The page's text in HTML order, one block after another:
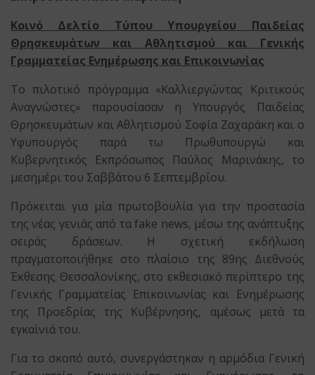
Κοινό Δελτίο Τύπου Υπουργείου Παιδείας
Θρησκευμάτων και Αθλητισμού και Γενικής
Γραμματείας Ενημέρωσης και Επικοινωνίας
Το πιλοτικό πρόγραμμα «Καλλιεργώντας Κριτικούς
Αναγνώστες» παρουσίασαν η Υπουργός Παιδείας
Θρησκευμάτων και Αθλητισμού Σοφία Ζαχαράκη και ο
Υφυπουργός παρά τω Πρωθυπουργώ και
Κυβερνητικός Εκπρόσωπος Παύλος Μαρινάκης, το
μεσημέρι του Σαββάτου 6 Σεπτεμβρίου.
Πρόκειται για μία πρωτοβουλία για την προστασία
της νέας γενιάς από τα fake news, μέσω της ανάπτυξης
σειράς δράσεων. Η σχετική εκδήλωση
πραγματοποιήθηκε στο πλαίσιο της 89ης Διεθνούς
Έκθεσης Θεσσαλονίκης, στο εκθεσιακό περίπτερο της
Γενικής Γραμματείας Επικοινωνίας και Ενημέρωσης
της Προεδρίας της Κυβέρνησης, αμέσως μετά τα
εγκαίνιά του.
Για το σκοπό αυτό, συνεργάστηκαν η αρμόδια Γενική